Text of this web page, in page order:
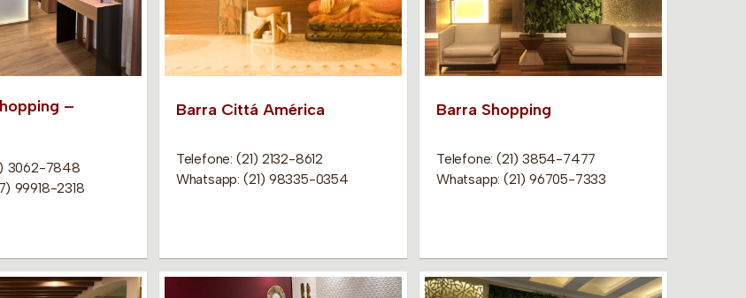
–
3062-7848
99918-2318
Barra Cittá América
Telefone: (21) 2132-8612
Whatsapp: (21) 98335-0354
Barra Shopping
Telefone: (21) 3854-7477
Whatsapp: (21) 96705-7333